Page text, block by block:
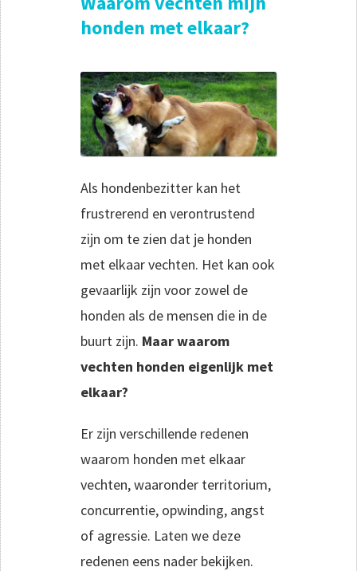
honden met elkaar?
Als hondenbezitter kan het
frustrerend en verontrustend
zijn om te zien dat je honden
met elkaar vechten. Het kan ook
gevaarlijk zijn voor zowel de
honden als de mensen die in de
buurt zijn. Maar waarom
vechten honden eigenlijk met
elkaar?
Er zijn verschillende redenen
waarom honden met elkaar
vechten, waaronder territorium,
concurrentie, opwinding, angst
of agressie. Laten we deze
redenen eens nader bekijken.